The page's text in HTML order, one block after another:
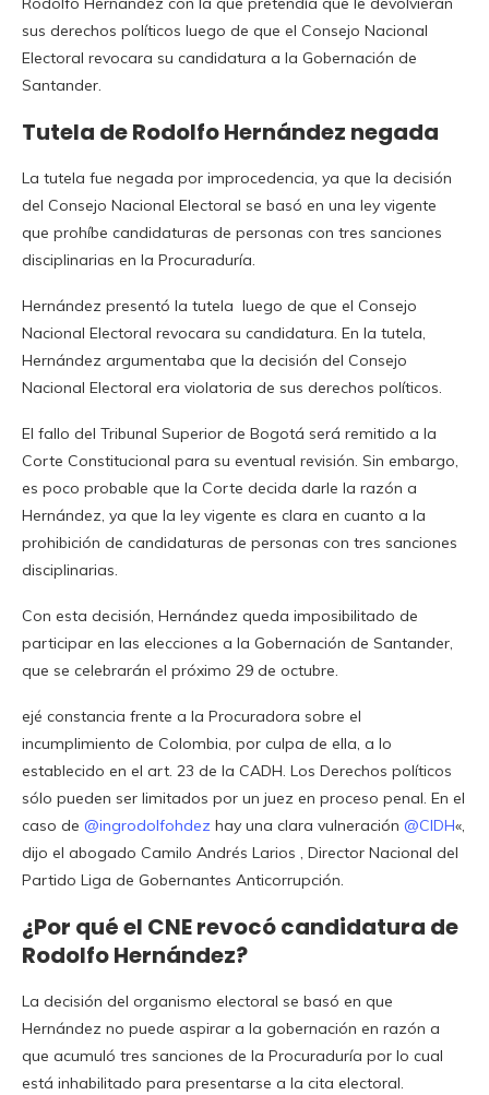
sus derechos políticos luego de que el Consejo Nacional
Electoral revocara su candidatura a la Gobernación de
Santander.
Tutela de Rodolfo Hernández negada
La tutela fue negada por improcedencia, ya que la decisión
del Consejo Nacional Electoral se basó en una ley vigente
que prohíbe candidaturas de personas con tres sanciones
disciplinarias en la Procuraduría.
Hernández presentó la tutela luego de que el Consejo
Nacional Electoral revocara su candidatura. En la tutela,
Hernández argumentaba que la decisión del Consejo
Nacional Electoral era violatoria de sus derechos políticos.
El fallo del Tribunal Superior de Bogotá será remitido a la
Corte Constitucional para su eventual revisión. Sin embargo,
es poco probable que la Corte decida darle la razón a
Hernández, ya que la ley vigente es clara en cuanto a la
prohibición de candidaturas de personas con tres sanciones
disciplinarias.
Con esta decisión, Hernández queda imposibilitado de
participar en las elecciones a la Gobernación de Santander,
que se celebrarán el próximo 29 de octubre.
ejé constancia frente a la Procuradora sobre el
incumplimiento de Colombia, por culpa de ella, a lo
establecido en el art. 23 de la CADH. Los Derechos políticos
sólo pueden ser limitados por un juez en proceso penal. En el
caso de @ingrodolfohdez hay una clara vulneración @CIDH«,
dijo el abogado Camilo Andrés Larios , Director Nacional del
Partido Liga de Gobernantes Anticorrupción.
¿Por qué el CNE revocó candidatura de
Rodolfo Hernández?
La decisión del organismo electoral se basó en que
Hernández no puede aspirar a la gobernación en razón a
que acumuló tres sanciones de la Procuraduría por lo cual
está inhabilitado para presentarse a la cita electoral.